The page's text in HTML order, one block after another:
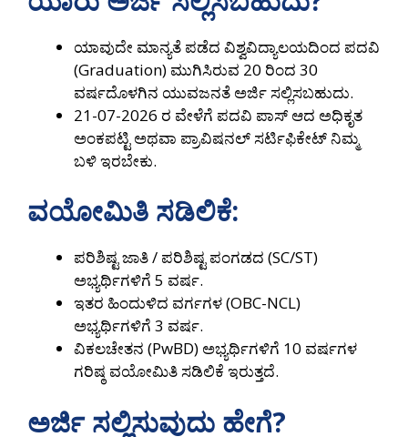
ಯಾವುದೇ ಮಾನ್ಯತೆ ಪಡೆದ ವಿಶ್ವವಿದ್ಯಾಲಯದಿಂದ ಪದವಿ
(Graduation) ಮುಗಿಸಿರುವ 20 ರಿಂದ 30
ವರ್ಷದೊಳಗಿನ ಯುವಜನತೆ ಅರ್ಜಿ ಸಲ್ಲಿಸಬಹುದು.
21-07-2026 ರ ವೇಳೆಗೆ ಪದವಿ ಪಾಸ್ ಆದ ಅಧಿಕೃತ
ಅಂಕಪಟ್ಟಿ ಅಥವಾ ಪ್ರಾವಿಷನಲ್ ಸರ್ಟಿಫಿಕೇಟ್ ನಿಮ್ಮ
ಬಳಿ ಇರಬೇಕು.
ವಯೋಮಿತಿ ಸಡಿಲಿಕೆ:
ಪರಿಶಿಷ್ಟ ಜಾತಿ / ಪರಿಶಿಷ್ಟ ಪಂಗಡದ (SC/ST)
ಅಭ್ಯರ್ಥಿಗಳಿಗೆ 5 ವರ್ಷ.
ಇತರ ಹಿಂದುಳಿದ ವರ್ಗಗಳ (OBC-NCL)
ಅಭ್ಯರ್ಥಿಗಳಿಗೆ 3 ವರ್ಷ.
ವಿಕಲಚೇತನ (PwBD) ಅಭ್ಯರ್ಥಿಗಳಿಗೆ 10 ವರ್ಷಗಳ
ಗರಿಷ್ಠ ವಯೋಮಿತಿ ಸಡಿಲಿಕೆ ಇರುತ್ತದೆ.
ಅರ್ಜಿ ಸಲ್ಲಿಸುವುದು ಹೇಗೆ?